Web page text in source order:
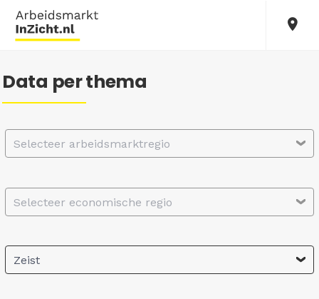
Data per thema
Selecteer arbeidsmarktregio
Selecteer economische regio
Zeist